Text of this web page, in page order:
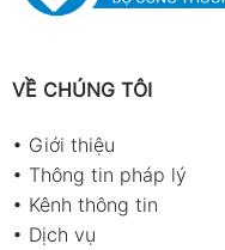
VỀ CHÚNG TÔI
• Giới thiệu
• Thông tin pháp lý
• Kênh thông tin
• Dịch vụ